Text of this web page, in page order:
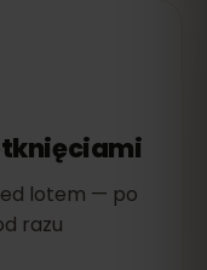
lotem — po
razu